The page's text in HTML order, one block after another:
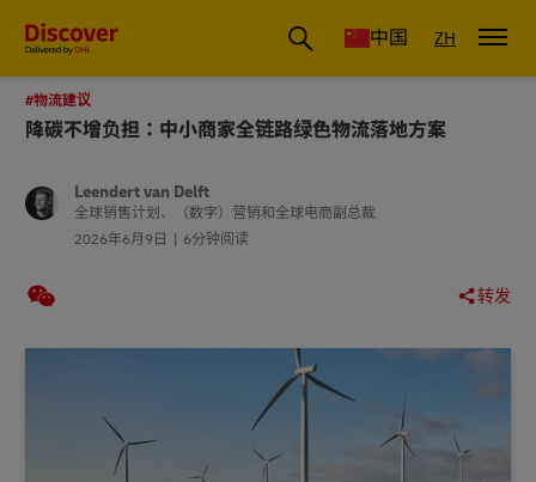
国际物流_国际快递_国际运输物流公司 中国 ZH
#物流建议
降碳不增负担：中小商家全链路绿色物流落地方案
Leendert van Delft
全球销售计划、（数字）营销和全球电商副总裁
2026年6月9日
6分钟阅读
转发